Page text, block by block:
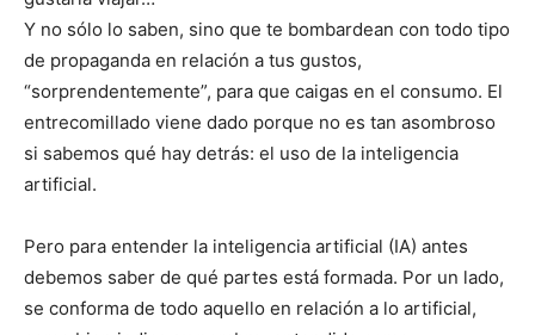
Y no sólo lo saben, sino que te bombardean con todo tipo
de propaganda en relación a tus gustos,
“sorprendentemente”, para que caigas en el consumo. El
entrecomillado viene dado porque no es tan asombroso
si sabemos qué hay detrás: el uso de la inteligencia
artificial.
Pero para entender la inteligencia artificial (IA) antes
debemos saber de qué partes está formada. Por un lado,
se conforma de todo aquello en relación a lo artificial,